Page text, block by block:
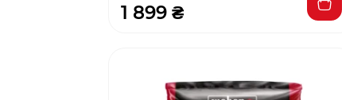
1 899 ₴